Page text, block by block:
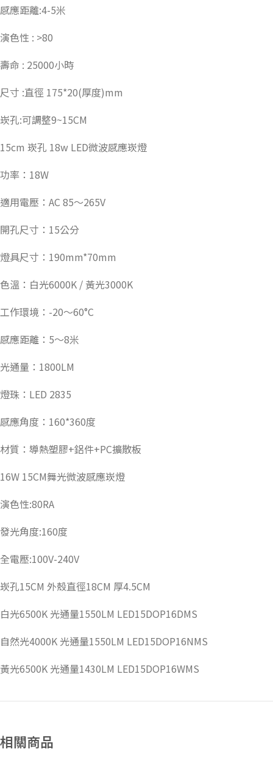
感應距離:4-5米
演色性 : >80
壽命 : 25000小時
尺寸 :直徑 175*20(厚度)mm
崁孔:可調整9~15CM
15cm 崁孔 18w LED微波感應崁燈
功率：18W
適用電壓：AC 85～265V
開孔尺寸：15公分
燈具尺寸：190mm*70mm
色溫：白光6000K / 黃光3000K
工作環境：-20～60°C
感應距離：5～8米
光通量：1800LM
燈珠：LED 2835
感應角度：160*360度
材質：導熱塑膠+鋁件+PC擴散板
16W 15CM舞光微波感應崁燈
演色性:80RA
發光角度:160度
全電壓:100V-240V
崁孔15CM 外殼直徑18CM 厚4.5CM
白光6500K 光通量1550LM LED15DOP16DMS
自然光4000K 光通量1550LM LED15DOP16NMS
黃光6500K 光通量1430LM LED15DOP16WMS
相關商品